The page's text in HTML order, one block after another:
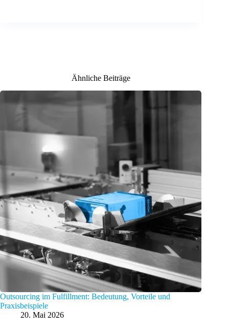
Ähnliche Beiträge
Outsourcing im Fulfillment: Bedeutung, Vorteile und
Praxisbeispiele
20. Mai 2026